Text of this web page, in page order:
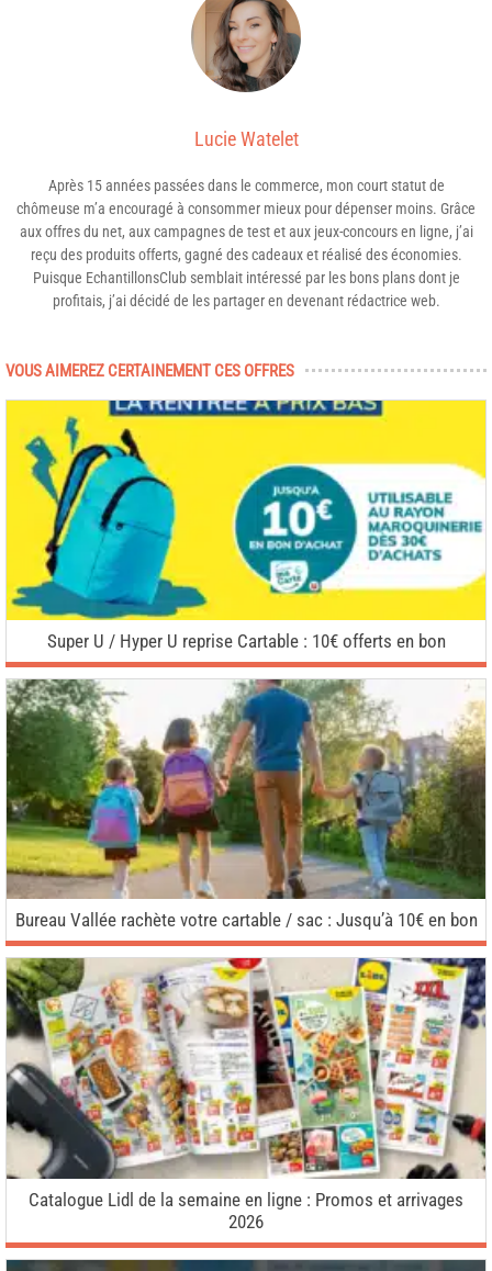
Lucie Watelet
Après 15 années passées dans le commerce, mon court statut de
chômeuse m’a encouragé à consommer mieux pour dépenser moins. Grâce
aux offres du net, aux campagnes de test et aux jeux-concours en ligne, j’ai
reçu des produits offerts, gagné des cadeaux et réalisé des économies.
Puisque EchantillonsClub semblait intéressé par les bons plans dont je
profitais, j’ai décidé de les partager en devenant rédactrice web.
VOUS AIMEREZ CERTAINEMENT CES OFFRES
Super U / Hyper U reprise Cartable : 10€ offerts en bon
Bureau Vallée rachète votre cartable / sac : Jusqu’à 10€ en bon
Catalogue Lidl de la semaine en ligne : Promos et arrivages
2026